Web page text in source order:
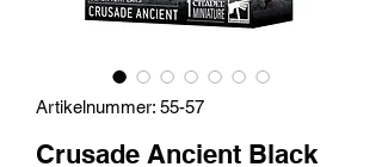
Artikelnummer: 55-57
Crusade Ancient Black